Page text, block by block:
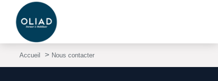
Accueil Nous contacter